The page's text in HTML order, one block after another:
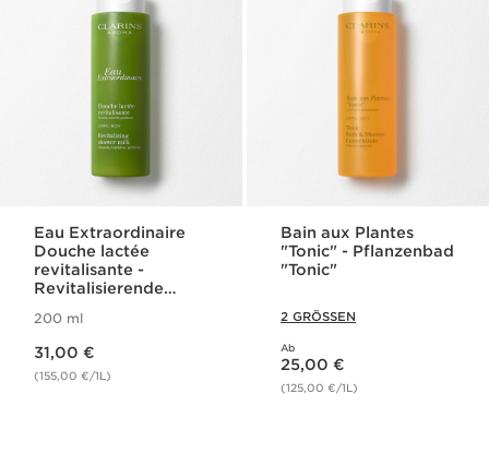
Eau Extraordinaire
Douche lactée
revitalisante -
Revitalisierende
200 ml
31,00 €
(155,00 €/1L)
Bain aux Plantes
"Tonic" - Pflanzenbad
"Tonic"
2 GRÖSSEN
Ab
Aktueller Preis 25,00 €
25,00 €
(125,00 €/1L)